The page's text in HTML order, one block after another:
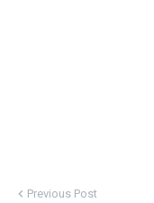
Previous Post